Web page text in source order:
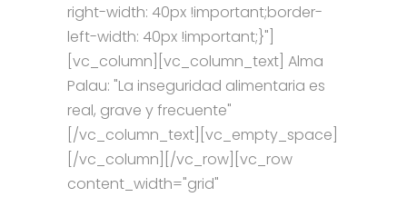
right-width: 40px !important;border-
left-width: 40px !important;}"]
[vc_column][vc_column_text] Alma
Palau: "La inseguridad alimentaria es
real, grave y frecuente"
[/vc_column_text][vc_empty_space]
[/vc_column][/vc_row][vc_row
content_width="grid"